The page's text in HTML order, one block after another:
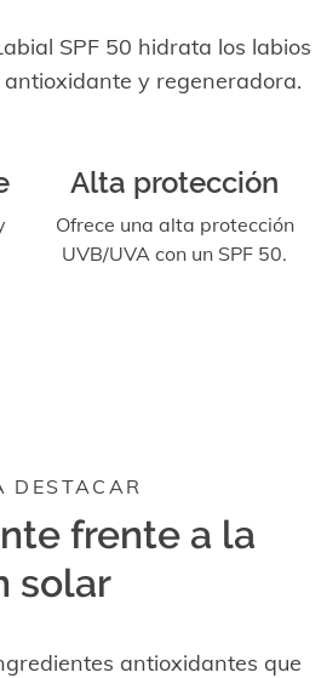
SPF 50 hidrata los labios
y regeneradora.
Alta protección
Ofrece una alta protección
UVB/UVA con un SPF 50.
DESTACAR
frente a la
solar
antioxidantes que